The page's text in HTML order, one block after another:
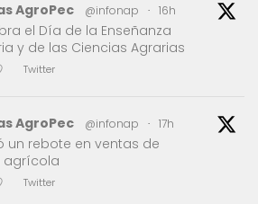
AgroPec @infonap · 16h
el Día de la Enseñanza
y de las Ciencias Agrarias
Twitter
AgroPec @infonap · 17h
un rebote en ventas de
agrícola
Twitter